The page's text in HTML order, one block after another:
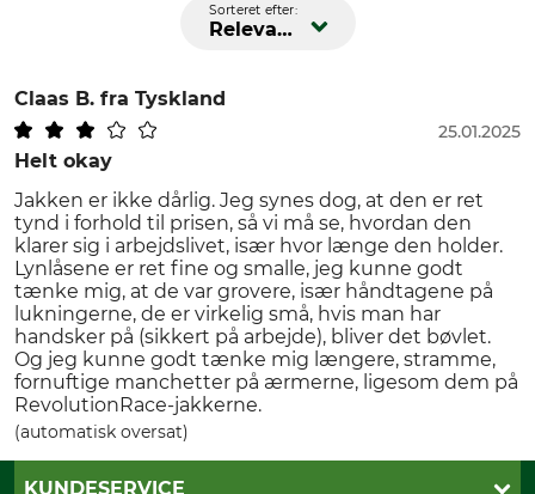
Sorteret efter:
Relevans
Claas B. fra Tyskland
Helt okay
25.01.2025
Jakken er ikke dårlig. Jeg synes dog, at den er ret
tynd i forhold til prisen, så vi må se, hvordan den
klarer sig i arbejdslivet, især hvor længe den holder.
Lynlåsene er ret fine og smalle, jeg kunne godt
tænke mig, at de var grovere, især håndtagene på
lukningerne, de er virkelig små, hvis man har
handsker på (sikkert på arbejde), bliver det bøvlet.
Og jeg kunne godt tænke mig længere, stramme,
fornuftige manchetter på ærmerne, ligesom dem på
RevolutionRace-jakkerne.
(automatisk oversat)
KUNDESERVICE